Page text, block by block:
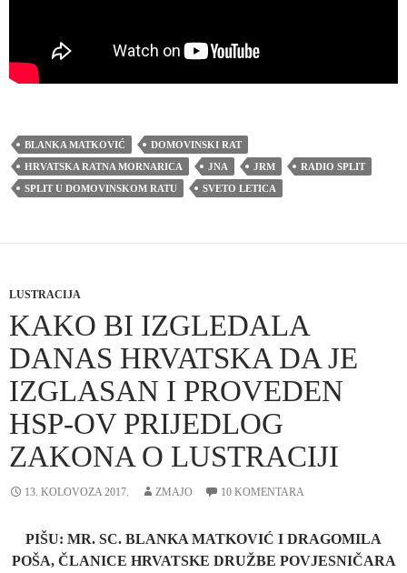
BLANKA MATKOVIĆ
DOMOVINSKI RAT
HRVATSKA RATNA MORNARICA
JNA JRM
RADIO SPLIT
SPLIT U DOMOVINSKOM RATU
SVETO LETICA
LUSTRACIJA
KAKO BI IZGLEDALA
DANAS HRVATSKA DA JE
IZGLASAN I PROVEDEN
HSP-OV PRIJEDLOG
ZAKONA O LUSTRACIJI
13. KOLOVOZA 2017. ZMAJO 10 KOMENTARA
PIŠU: MR. SC. BLANKA MATKOVIĆ I DRAGOMILA
POŠA, ČLANICE HRVATSKE DRUŽBE POVJESNIČARA